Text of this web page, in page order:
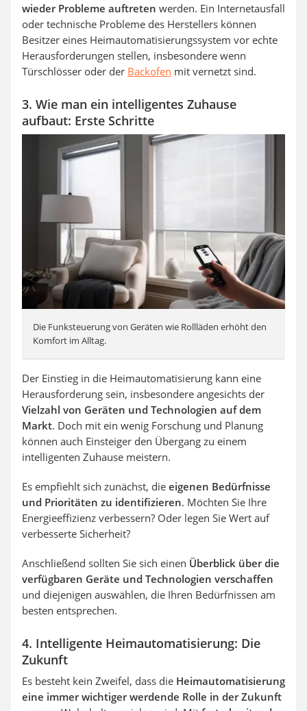
wieder Probleme auftreten werden. Ein Internetausfall
oder technische Probleme des Herstellers können
Besitzer eines Heimautomatisierungssystem vor echte
Herausforderungen stellen, insbesondere wenn
Türschlösser oder der Backofen mit vernetzt sind.
3. Wie man ein intelligentes Zuhause
aufbaut: Erste Schritte
Die Funksteuerung von Geräten wie Rollläden erhöht den
Komfort im Alltag.
Der Einstieg in die Heimautomatisierung kann eine
Herausforderung sein, insbesondere angesichts der
Vielzahl von Geräten und Technologien auf dem
Markt. Doch mit ein wenig Forschung und Planung
können auch Einsteiger den Übergang zu einem
intelligenten Zuhause meistern.
Es empfiehlt sich zunächst, die eigenen Bedürfnisse
und Prioritäten zu identifizieren. Möchten Sie Ihre
Energieeffizienz verbessern? Oder legen Sie Wert auf
verbesserte Sicherheit?
Anschließend sollten Sie sich einen Überblick über die
verfügbaren Geräte und Technologien verschaffen
und diejenigen auswählen, die Ihren Bedürfnissen am
besten entsprechen.
4. Intelligente Heimautomatisierung: Die
Zukunft
Es besteht kein Zweifel, dass die Heimautomatisierung
eine immer wichtiger werdende Rolle in der Zukunft